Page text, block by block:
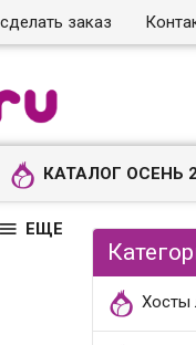
заказ
КАТАЛОГ ОСЕНЬ
 ЕЩЕ
Хосты